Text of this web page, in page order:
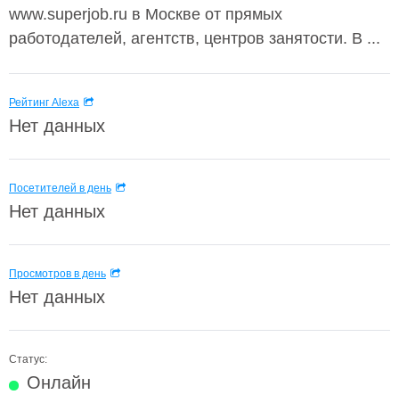
www.superjob.ru в Москве от прямых
работодателей, агентств, центров занятости. В ...
Рейтинг Alexa
Нет данных
Посетителей в день
Нет данных
Просмотров в день
Нет данных
Статус:
Онлайн